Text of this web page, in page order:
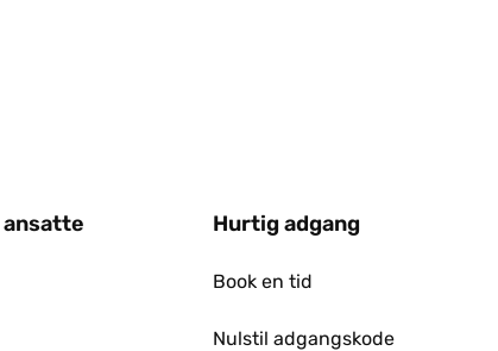
Hurtig adgang
Book en tid
Nulstil adgangskode